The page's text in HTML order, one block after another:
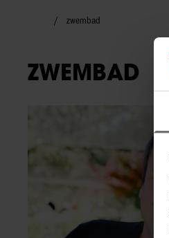
zwembad
ZWEMBAD